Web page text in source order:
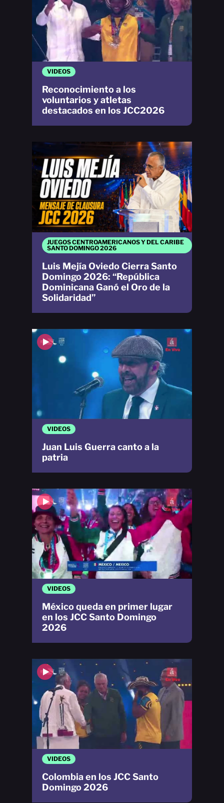
JUEGOS CENTROAMERICANOS Y DEL CARIBE
SANTO DOMINGO 2026
Luis Mejía Oviedo Cierra Santo
Domingo 2026: “República
Dominicana Ganó el Oro de la
Solidaridad”
VIDEOS
Reconocimiento a los
voluntarios y atletas
destacados en los JCC2026
VIDEOS
Colombia en los JCC Santo
Domingo 2026
VIDEOS
México queda en primer lugar
en los JCC Santo Domingo
2026
VIDEOS
Juan Luis Guerra canto a la
patria